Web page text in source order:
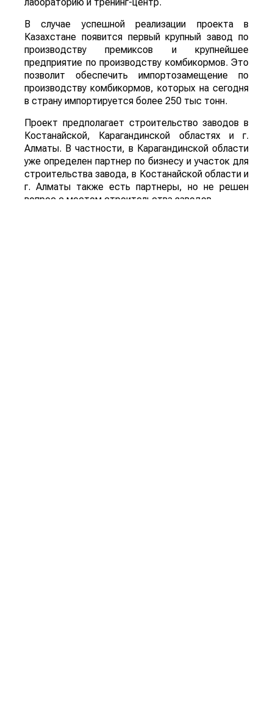
В случае успешной реализации проекта в
Казахстане появится первый крупный завод по
производству премиксов и крупнейшее
предприятие по производству комбикормов. Это
позволит обеспечить импортозамещение по
производству комбикормов, которых на сегодня
в страну импортируется более 250 тыс тонн.
Проект предполагает строительство заводов в
Костанайской, Карагандинской областях и г.
Алматы. В частности, в Карагандинской области
уже определен партнер по бизнесу и участок для
строительства завода, в Костанайской области и
г. Алматы также есть партнеры, но не решен
вопрос с местом строительства заводов.